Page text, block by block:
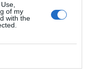
of my
with the